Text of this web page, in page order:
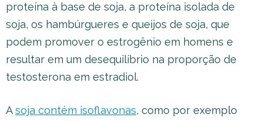
proteína à base de soja, a proteína isolada de
soja, os hambúrgueres e queijos de soja, que
podem promover o estrogênio em homens e
resultar em um desequilíbrio na proporção de
testosterona em estradiol.
Asoja contém isoflavonas, como por exemplo